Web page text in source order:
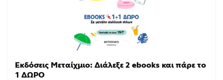
Εκδόσεις Μεταίχμιο: Διάλεξε 2 ebooks και πάρε το
1 ΔΩΡΟ